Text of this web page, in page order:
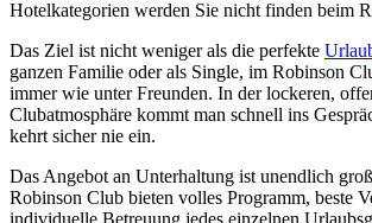
Hotelkategorien werden Sie nicht finden beim
Das Ziel ist nicht weniger als die perfekte
ganzen Familie oder als Single, im Robinson
immer wie unter Freunden. In der lockeren,
Clubatmosphäre kommt man schnell ins
kehrt sicher nie ein.
Das Angebot an Unterhaltung ist unendlich
Robinson Club bieten volles Programm, beste
individuelle Betreuung jedes einzelnen